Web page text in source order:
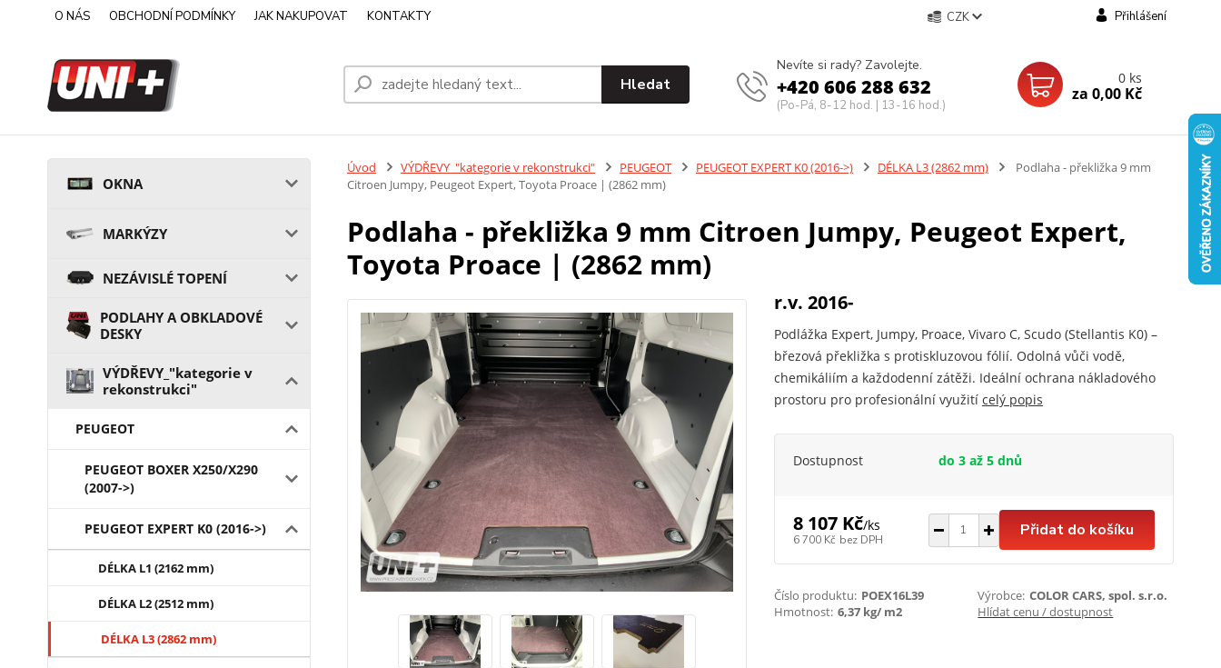
O NÁS OBCHODNÍ PODMÍNKY JAK NAKUPOVAT KONTAKTY CZK Přihlášení
Hledat
Nevíte si rady? Zavolejte.
+420 606 288 632
(Po-Pá, 8-12 hod. | 13-16 hod.)
0 ks
za 0,00 Kč
OKNA
MARKÝZY
NEZÁVISLÉ TOPENÍ
PODLAHY A OBKLADOVÉ
DESKY
VÝDŘEVY_"kategorie v
rekonstrukci"
PEUGEOT
PEUGEOT BOXER X250/X290
(2007->)
PEUGEOT EXPERT K0 (2016->)
DÉLKA L1 (2162 mm)
DÉLKA L2 (2512 mm)
DÉLKA L3 (2862 mm)
Úvod VÝDŘEVY_"kategorie v rekonstrukci" PEUGEOT PEUGEOT EXPERT K0 (2016->) DÉLKA L3 (2862 mm)
Podlaha - překližka 9 mm
Citroen Jumpy, Peugeot Expert, Toyota Proace | (2862 mm)
Podlaha - překližka 9 mm Citroen Jumpy, Peugeot Expert,
Toyota Proace | (2862 mm)
r.v. 2016-
Podlážka Expert, Jumpy, Proace, Vivaro C, Scudo (Stellantis K0) –
březová překližka s protiskluzovou fólií. Odolná vůči vodě,
chemikáliím a každodenní zátěži. Ideální ochrana nákladového
prostoru pro profesionální využití celý popis
Dostupnost do 3 až 5 dnů
8 107 Kč/ks
6 700 Kč bez DPH Přidat do košíku
Číslo produktu: POEX16L39 Výrobce: COLOR CARS, spol. s.r.o.
Hmotnost: 6,37 kg/ m2 Hlídat cenu / dostupnost